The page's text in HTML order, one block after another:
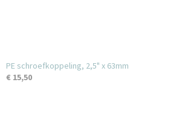
PE schroefkoppeling, 2,5" x 63mm
€ 15,50